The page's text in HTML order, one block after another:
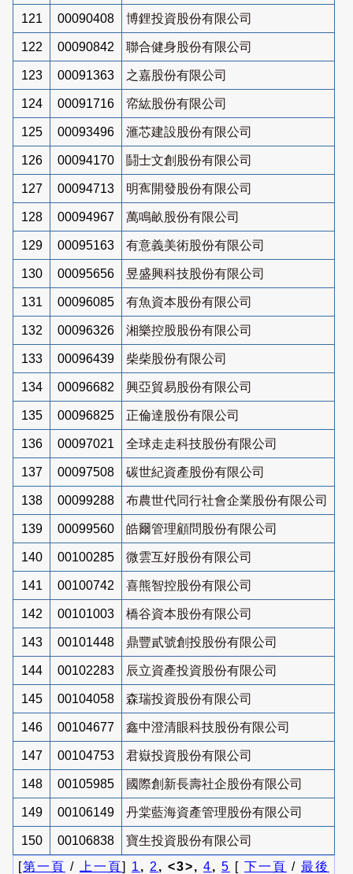
121 00090408 博鋰投資股份有限公司
122 00090842 聯合健身股份有限公司
123 00091363 之嘉股份有限公司
124 00091716 帟紘股份有限公司
125 00093496 滙芯建設股份有限公司
126 00094170 鬪士文創股份有限公司
127 00094713 明寯開發股份有限公司
128 00094967 萬鳴畝股份有限公司
129 00095163 有意義美術股份有限公司
130 00095656 昱盛興科技股份有限公司
131 00096085 有魚資本股份有限公司
132 00096326 湘樂控股股份有限公司
133 00096439 柴柴股份有限公司
134 00096682 興亞貿易股份有限公司
135 00096825 正倫達股份有限公司
136 00097021 全球走走科技股份有限公司
137 00097508 碳世紀資產股份有限公司
138 00099288 布農世代同行社會企業股份有限公司
139 00099560 皓爾管理顧問股份有限公司
140 00100285 微雲互好股份有限公司
141 00100742 喜熊智控股份有限公司
142 00101003 橋谷資本股份有限公司
143 00101448 鼎豐貳號創投股份有限公司
144 00102283 辰立資產投資股份有限公司
145 00104058 森瑞投資股份有限公司
146 00104677 鑫中澄清眼科技股份有限公司
147 00104753 君嶽投資股份有限公司
148 00105985 國際創新長壽社企股份有限公司
149 00106149 丹棠藍海資產管理股份有限公司
150 00106838
寶生投資股份有限公司
[第一頁 / 上一頁] 1 , 2 , <3>, 4, 5 [ 下一頁 / 最後